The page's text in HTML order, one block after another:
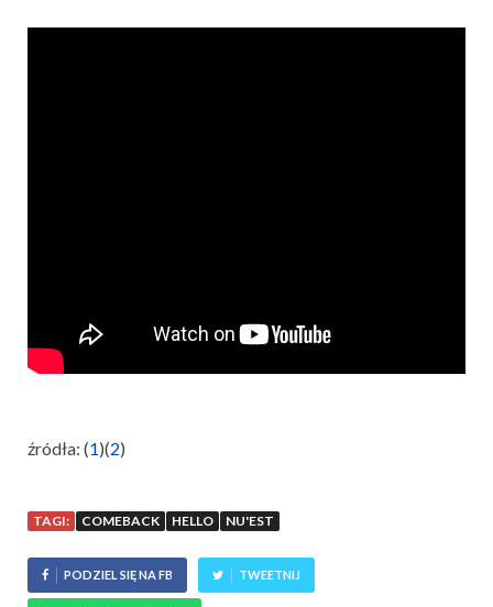
źródła: (1)(2)
TAGI: COMEBACK HELLO NU'EST
PODZIEL SIĘ NA FB TWEETNIJ